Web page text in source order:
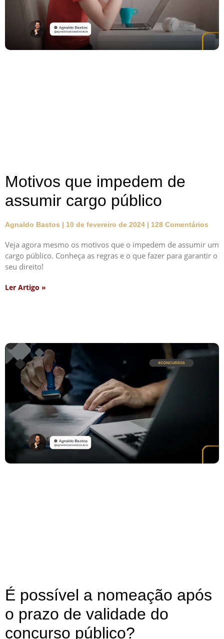
Motivos que impedem de
assumir cargo público
Agnaldo Bastos 10 de fevereiro de 2024 128 Comentários
Veja agora mesmo os motivos que o impedem de assumir um
cargo público. Conheça as regras e o que fazer para garantir o
seu direito!
Ler Artigo »
É possível a nomeação após
o prazo de validade do
concurso público?